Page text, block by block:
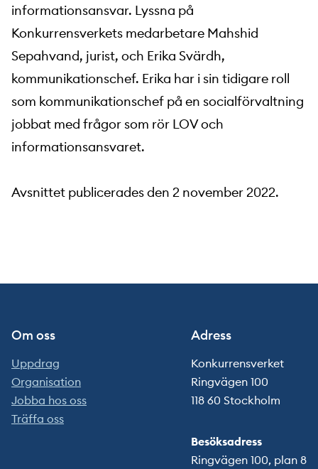
informationsansvar. Lyssna på
Konkurrensverkets medarbetare Mahshid
Sepahvand, jurist, och Erika Svärdh,
kommunikationschef. Erika har i sin tidigare roll
som kommunikationschef på en socialförvaltning
jobbat med frågor som rör LOV och
informationsansvaret.
Avsnittet publicerades den 2 november 2022.
Om oss
Uppdrag
Organisation
Jobba hos oss
Träffa oss
Adress
Konkurrensverket
Ringvägen 100
118 60 Stockholm
Besöksadress
Ringvägen 100, plan 8